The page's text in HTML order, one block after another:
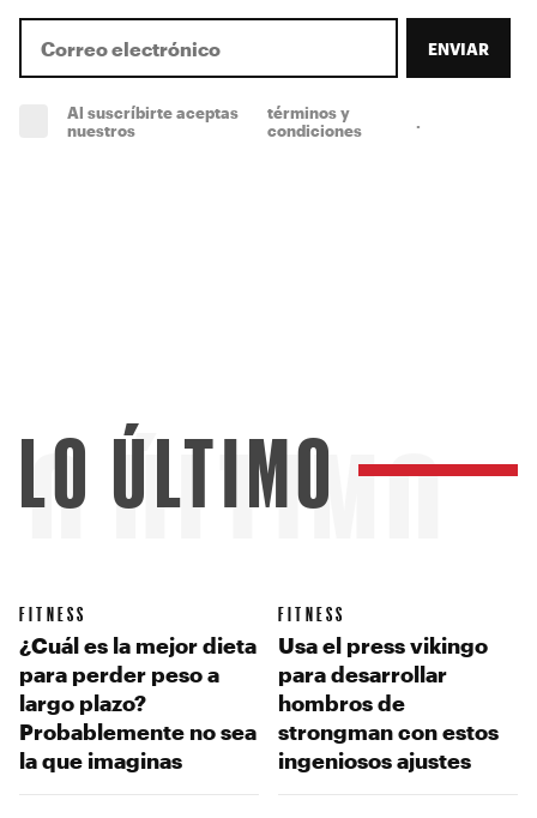
ENVIAR
Al suscríbirte aceptas
nuestros
términos y
condiciones
ÚLTIMO
LO ÚLTIMO
FITNESS
¿Cuál es la mejor dieta
para perder peso a
largo plazo?
Probablemente no sea
la que imaginas
FITNESS
Usa el press vikingo
para desarrollar
hombros de
strongman con estos
ingeniosos ajustes